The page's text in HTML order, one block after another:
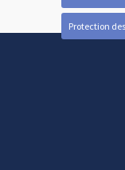
Protection